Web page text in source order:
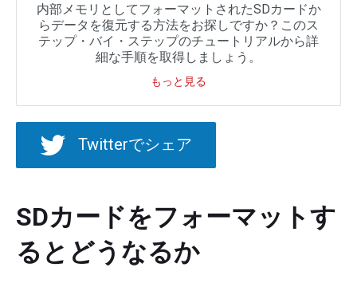
内部メモリとしてフォーマットされたSDカードか
らデータを復元する方法をお探しですか？このス
テップ・バイ・ステップのチュートリアルから詳
細な手順を取得しましょう。
もっと見る
Twitterでシェア
SDカードをフォーマットす
るとどうなるか